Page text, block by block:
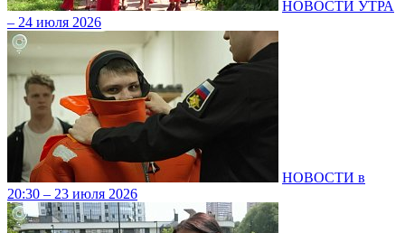
НОВОСТИ УТРА
– 24 июля 2026
НОВОСТИ в
20:30 – 23 июля 2026